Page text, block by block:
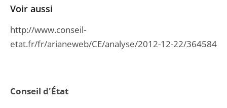
Conseil d'État
Voir aussi
http://www.conseil-
etat.fr/fr/arianeweb/CE/analyse/2012-12-22/364584